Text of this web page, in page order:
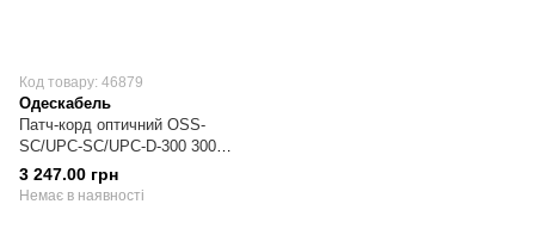
Код товару: 46879
Одескабель
Патч-корд оптичний OSS-
SC/UPC-SC/UPC-D-300 300
метрів
3 247.00 грн
Немає в наявності